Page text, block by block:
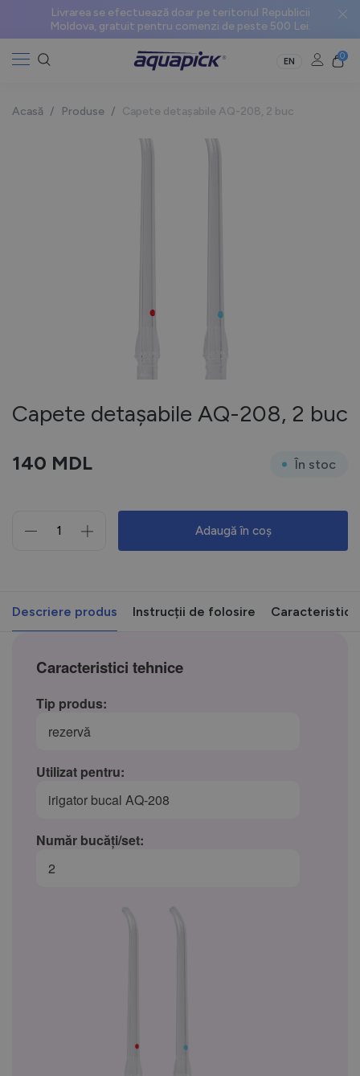
Livrarea se efectuează doar pe teritoriul Republicii
Moldova, gratuit pentru comenzi de peste 500 Lei.
EN
0
Acasă / Produse / Capete detașabile AQ-208, 2 buc
Capete detașabile AQ-208, 2 buc
140 MDL În stoc
Cantitate
2
buc
Adaugă în coș
Descriere produs Instrucții de folosire Caracteristici
Caracteristici tehnice
Tip produs:
rezervă
Utilizat pentru:
irigator bucal AQ-208
Număr bucăți/set:
2